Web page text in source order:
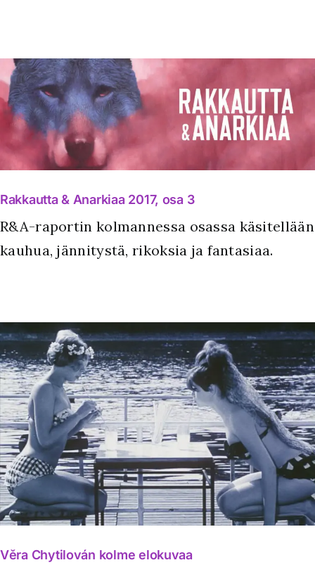
Rakkautta & Anarkiaa 2017, osa 3
R&A-raportin kolmannessa osassa käsitellään
kauhua, jännitystä, rikoksia ja fantasiaa.
Věra Chytilován kolme elokuvaa